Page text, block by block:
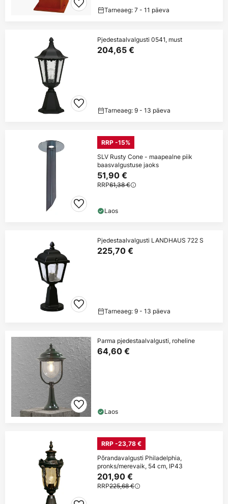
Tarneaeg: 7 - 11 päeva
Pjedestaalvalgusti 0541, must
204,65 €
Tarneaeg: 9 - 13 päeva
RRP -15%
SLV Rusty Cone - maapealne piik
baasvalgustuse jaoks
51,90 €
RRP61,38 €
Laos
Pjedestaalvalgusti LANDHAUS 722 S
225,70 €
Tarneaeg: 9 - 13 päeva
Parma pjedestaalvalgusti, roheline
64,60 €
Laos
RRP -23,78 €
Põrandavalgusti Philadelphia,
pronks/merevaik, 54 cm, IP43
201,90 €
RRP225,68 €